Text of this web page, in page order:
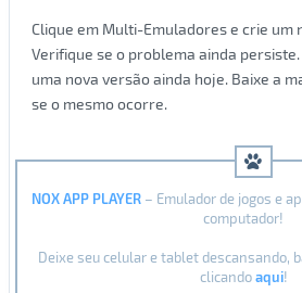
Clique em Multi-Emuladores e crie um
Verifique se o problema ainda
uma nova versão ainda hoje. Baixe a
se o mesmo ocorre.
NOX APP PLAYER– Emulador de jogos e
computador!
Deixe seu celular e tablet descansando,
clicandoaqui!